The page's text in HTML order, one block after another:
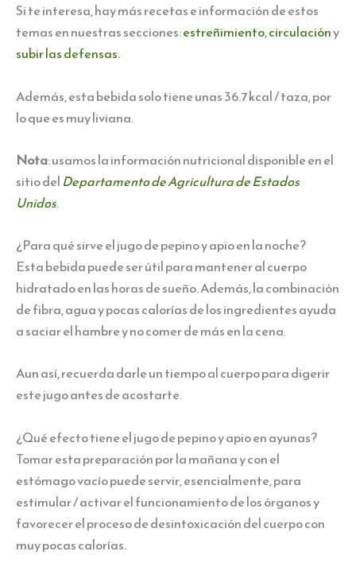
Si te interesa, hay más recetas e información de estos
temas en nuestras secciones:estreñimiento,circulacióny
subir las defensas.
Además, esta bebida solo tiene unas 36.7 kcal / taza, por
lo que es muy liviana.
Nota: usamos la información nutricional disponible en el
sitio delDepartamento de Agricultura de Estados
Unidos.
¿Para qué sirve el jugo de pepino y apio en la noche?
Esta bebida puede ser útil para mantener al cuerpo
hidratado en las horas de sueño. Además, la combinación
de fibra, agua y pocas calorías de los ingredientes ayuda
a saciar el hambre y no comer de más en la cena.
Aun así, recuerda darle un tiempo al cuerpo para digerir
este jugo antes de acostarte.
¿Qué efecto tiene el jugo de pepino y apio en ayunas?
Tomar esta preparación por la mañana y con el
estómago vacío puede servir, esencialmente, para
estimular / activar el funcionamiento de los órganos y
favorecer el proceso de desintoxicación del cuerpo con
muy pocas calorías.